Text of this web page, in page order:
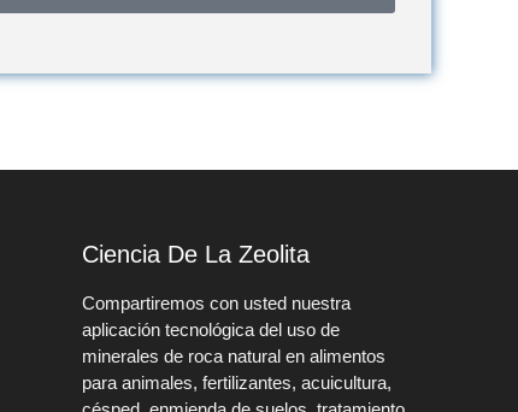
Ciencia De La Zeolita
Compartiremos con usted nuestra
aplicación tecnológica del uso de
minerales de roca natural en alimentos
para animales, fertilizantes, acuicultura,